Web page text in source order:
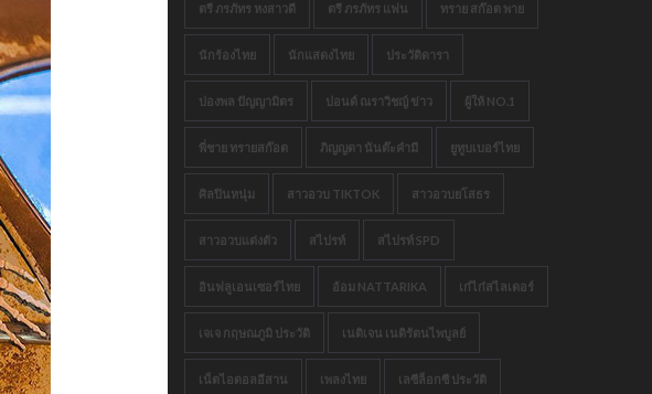
ตรี ภรภัทร หงสาวดี ตรี ภรภัทร แฟน ทราย สก๊อต พาย
นักร้องไทย นักแสดงไทย ประวัติดารา
ปองพล ปัญญามิตร ปอนด์ ณราวิชญ์ ข่าว ผู้ให้ NO.1
พี่ชาย ทรายสก๊อต ภิญญดา นันต๊ะคำมี ยูทูบเบอร์ไทย
ศิลปินหนุ่ม สาวอวบ TIKTOK สาวอวบยโสธร
สาวอวบแต่งตัว สไปรท์ สไปรท์ SPD
อินฟลูเอนเซอร์ไทย อ้อม NATTARIKA เก๋ไก๋สไลเดอร์
เจเจ กฤษณภูมิ ประวัติ เนติเจน เนติรัตนไพบูลย์
เน็ตไอดอลอีสาน เพลงไทย เลซีล็อกซี ประวัติ